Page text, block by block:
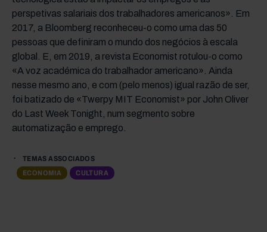
perspetivas salariais dos trabalhadores americanos». Em
2017, a Bloomberg reconheceu-o como uma das 50
pessoas que definiram o mundo dos negócios à escala
global. E, em 2019, a revista Economist rotulou-o como
«A voz académica do trabalhador americano». Ainda
nesse mesmo ano, e com (pelo menos) igual razão de ser,
foi batizado de «Twerpy MIT Economist» por John Oliver
do Last Week Tonight, num segmento sobre
automatização e emprego.
TEMAS ASSOCIADOS
ECONOMIA
CULTURA